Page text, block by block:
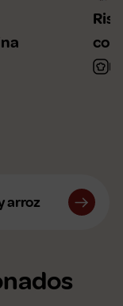
con
arroz